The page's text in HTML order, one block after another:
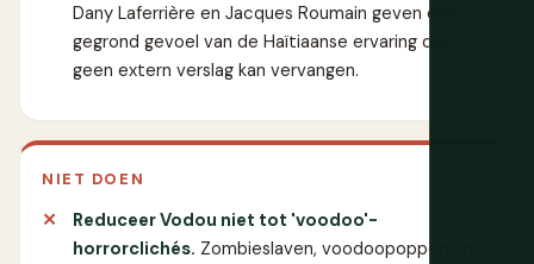
Dany Laferrière en Jacques Roumain geven een
gegrond gevoel van de Haïtiaanse ervaring dat
geen extern verslag kan vervangen.
NIET DOEN
Reduceer Vodou niet tot 'voodoo'-
horrorclichés. Zombieslaven, voodoopoppen en